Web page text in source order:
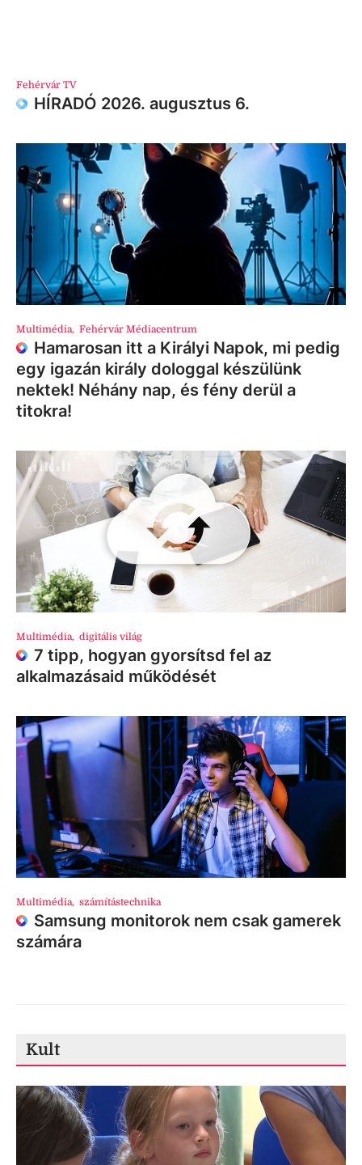
Fehérvár TV
HÍRADÓ 2026. augusztus 6.
Multimédia, Fehérvár Médiacentrum
Hamarosan itt a Királyi Napok, mi pedig
egy igazán király dologgal készülünk
nektek! Néhány nap, és fény derül a
titokra!
Multimédia, digitális világ
7 tipp, hogyan gyorsítsd fel az
alkalmazásaid működését
Multimédia, számítástechnika
Samsung monitorok nem csak gamerek
számára
Kult